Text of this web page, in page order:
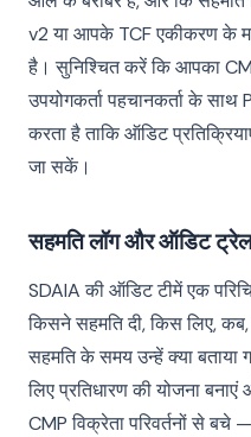
v2 या आपके TCF एकीकरण के
है। सुनिश्चित करें कि आपका
उपयोगकर्ता पहचानकर्ता के साथ
करता है ताकि ऑडिट
जा सकें।
सहमति लॉग और ऑडिट ट्रेल
SDAIA की ऑडिट टीमें एक
किसने सहमति दी, किस लिए,
सहमति के समय उन्हें क्या बताया
लिए प्रतिधारण की योजना
CMP विक्रेता परिवर्तनों से बचे